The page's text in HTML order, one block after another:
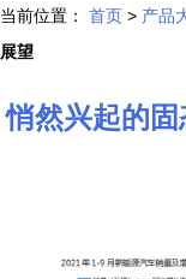
当前位置： 首页 > 产品
展望
悄然兴起的